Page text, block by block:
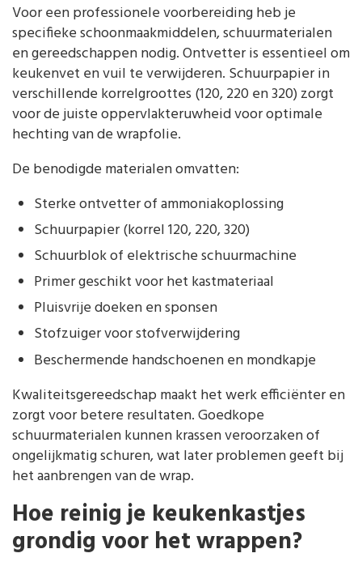
Voor een professionele voorbereiding heb je
specifieke schoonmaakmiddelen, schuurmaterialen
en gereedschappen nodig. Ontvetter is essentieel om
keukenvet en vuil te verwijderen. Schuurpapier in
verschillende korrelgroottes (120, 220 en 320) zorgt
voor de juiste oppervlakteruwheid voor optimale
hechting van de wrapfolie.
De benodigde materialen omvatten:
Sterke ontvetter of ammoniakoplossing
Schuurpapier (korrel 120, 220, 320)
Schuurblok of elektrische schuurmachine
Primer geschikt voor het kastmateriaal
Pluisvrije doeken en sponsen
Stofzuiger voor stofverwijdering
Beschermende handschoenen en mondkapje
Kwaliteitsgereedschap maakt het werk efficiënter en
zorgt voor betere resultaten. Goedkope
schuurmaterialen kunnen krassen veroorzaken of
ongelijkmatig schuren, wat later problemen geeft bij
het aanbrengen van de wrap.
Hoe reinig je keukenkastjes
grondig voor het wrappen?